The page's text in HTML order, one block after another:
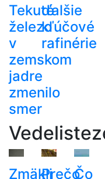
Tekuté
železo
v
zemskom
jadre
zmenilo
smer
ďalšie
kľúčové
rafinérie
ZmäkliPrečoČo